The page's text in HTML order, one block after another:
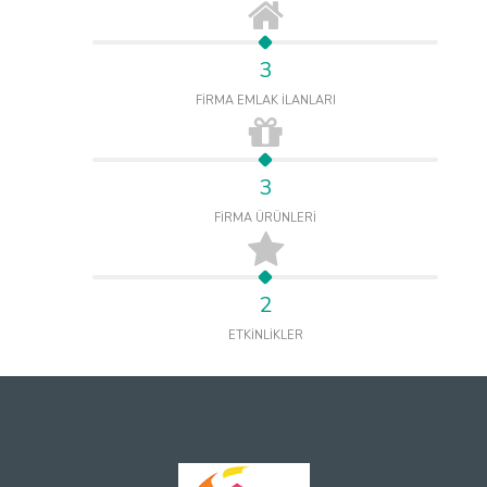
3
FİRMA EMLAK İLANLARI
3
FİRMA ÜRÜNLERİ
2
ETKİNLİKLER